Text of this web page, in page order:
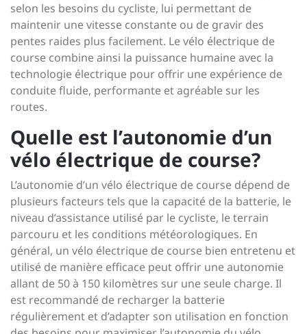
selon les besoins du cycliste, lui permettant de
maintenir une vitesse constante ou de gravir des
pentes raides plus facilement. Le vélo électrique de
course combine ainsi la puissance humaine avec la
technologie électrique pour offrir une expérience de
conduite fluide, performante et agréable sur les
routes.
Quelle est l’autonomie d’un
vélo électrique de course?
L’autonomie d’un vélo électrique de course dépend de
plusieurs facteurs tels que la capacité de la batterie, le
niveau d’assistance utilisé par le cycliste, le terrain
parcouru et les conditions météorologiques. En
général, un vélo électrique de course bien entretenu et
utilisé de manière efficace peut offrir une autonomie
allant de 50 à 150 kilomètres sur une seule charge. Il
est recommandé de recharger la batterie
régulièrement et d’adapter son utilisation en fonction